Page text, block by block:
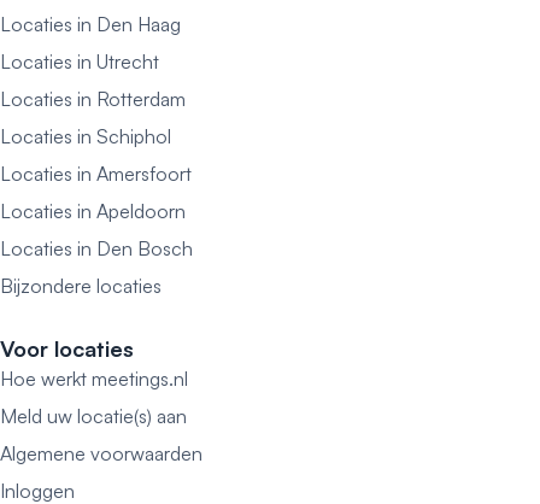
Locaties in Den Haag
Locaties in Utrecht
Locaties in Rotterdam
Locaties in Schiphol
Locaties in Amersfoort
Locaties in Apeldoorn
Locaties in Den Bosch
Bijzondere locaties
Voor locaties
Hoe werkt meetings.nl
Meld uw locatie(s) aan
Algemene voorwaarden
Inloggen